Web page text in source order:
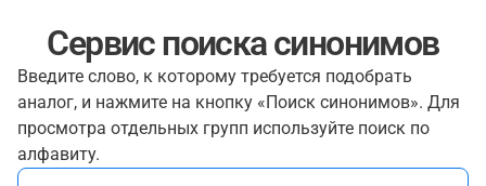
Сервис поиска синонимов
Введите слово, к которому требуется подобрать
аналог, и нажмите на кнопку «Поиск синонимов». Для
просмотра отдельных групп используйте поиск по
алфавиту.